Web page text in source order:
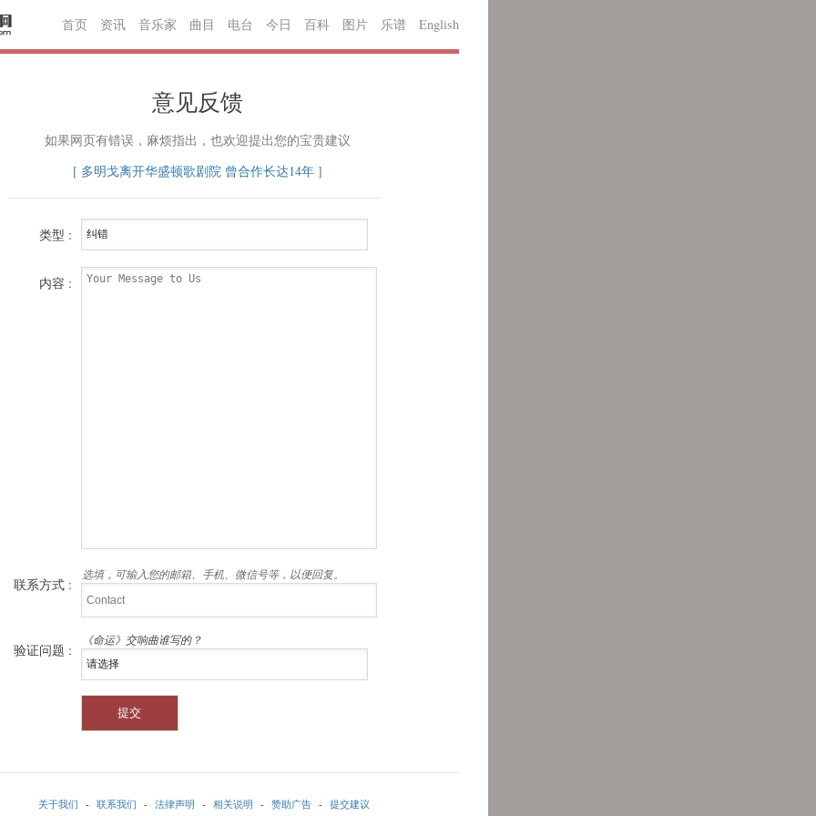
首页 资讯 音乐家 曲目 电台 今日 百科 图片 乐谱 English
意见反馈
如果网页有错误，麻烦指出，也欢迎提出您的宝贵建议
[ 多明戈离开华盛顿歌剧院 曾合作长达14年 ]
类型 :
内容 :
联系方式 :
选填，可输入您的邮箱、手机、微信号等，以便回复。
验证问题 :
《命运》交响曲谁写的？
关于我们 - 联系我们 - 法律声明 - 相关说明 - 赞助广告 - 提交建议